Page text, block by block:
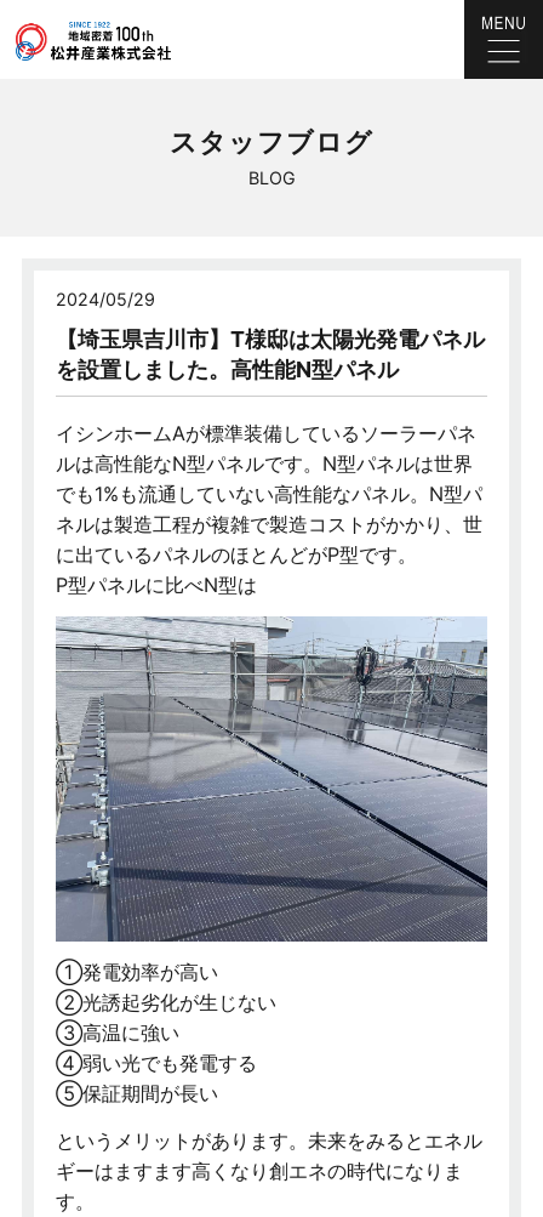
BLOG
スタッフブログ
2024/05/29
【埼玉県吉川市】T様邸は太陽光発電パネル
を設置しました。高性能N型パネル
イシンホームAが標準装備しているソーラーパネ
ルは高性能なN型パネルです。N型パネルは世界
でも1%も流通していない高性能なパネル。N型パ
ネルは製造工程が複雑で製造コストがかかり、世
に出ているパネルのほとんどがP型です。
P型パネルに比べN型は
①発電効率が高い
②光誘起劣化が生じない
③高温に強い
④弱い光でも発電する
⑤保証期間が長い
というメリットがあります。未来をみるとエネル
ギーはますます高くなり創エネの時代になりま
す。